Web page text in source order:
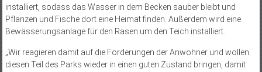
installiert, sodass das Wasser in dem Becken sauber bleibt und
Pflanzen und Fische dort eine Heimat finden. Außerdem wird eine
Bewässerungsanlage für den Rasen um den Teich installiert.
„Wir reagieren damit auf die Forderungen der Anwohner und wollen
diesen Teil des Parks wieder in einen guten Zustand bringen, damit